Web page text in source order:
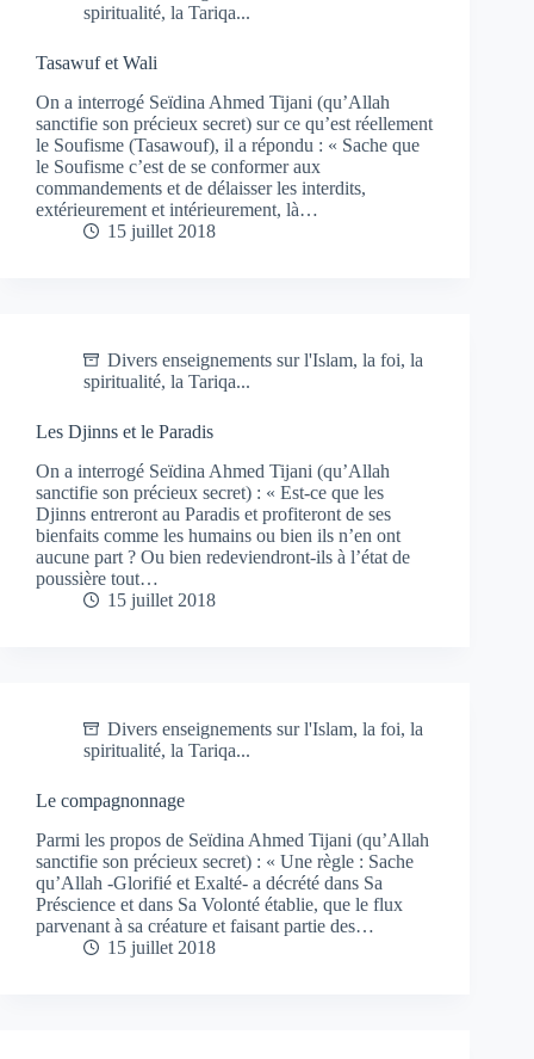
spiritualité, la Tariqa...
Tasawuf et Wali
On a interrogé Seïdina Ahmed Tijani (qu’Allah
sanctifie son précieux secret) sur ce qu’est réellement
le Soufisme (Tasawouf), il a répondu : « Sache que
le Soufisme c’est de se conformer aux
commandements et de délaisser les interdits,
extérieurement et intérieurement, là…
15 juillet 2018
Divers enseignements sur l'Islam, la foi, la
spiritualité, la Tariqa...
Les Djinns et le Paradis
On a interrogé Seïdina Ahmed Tijani (qu’Allah
sanctifie son précieux secret) : « Est-ce que les
Djinns entreront au Paradis et profiteront de ses
bienfaits comme les humains ou bien ils n’en ont
aucune part ? Ou bien redeviendront-ils à l’état de
poussière tout…
15 juillet 2018
Divers enseignements sur l'Islam, la foi, la
spiritualité, la Tariqa...
Le compagnonnage
Parmi les propos de Seïdina Ahmed Tijani (qu’Allah
sanctifie son précieux secret) : « Une règle : Sache
qu’Allah -Glorifié et Exalté- a décrété dans Sa
Préscience et dans Sa Volonté établie, que le flux
parvenant à sa créature et faisant partie des…
15 juillet 2018